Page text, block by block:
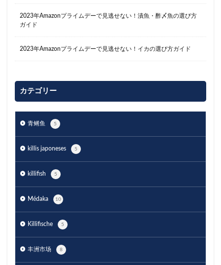
2023年Amazonプライムデーで見逃せない！漬魚・酢〆魚の選び方
ガイド
2023年Amazonプライムデーで見逃せない！イカの選び方ガイド
カテゴリー
青鳉鱼 5
killis japoneses 5
killifish 5
Médaka 10
Killifische 5
丰洲市场 8